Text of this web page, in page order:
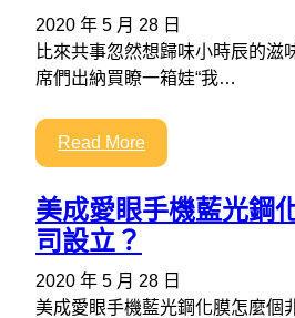
2020 年 5 月 28 日
比來共事忽然想歸味小時辰的滋
席們出納買瞭一箱娃“我…
Read More
美成愛眼手機藍光鋼
司設立？
2020 年 5 月 28 日
美成愛眼手機藍光鋼化膜怎麼個